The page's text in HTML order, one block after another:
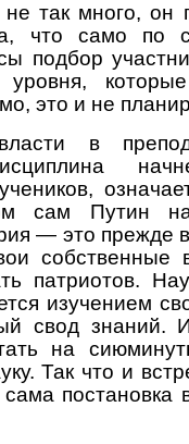
так много, он
что само по
подбор
уровня,
это и не
в
сам Путин на
— это прежде
собственные
патриотов.
изучением
свод знаний.
на
Так что и
постановка